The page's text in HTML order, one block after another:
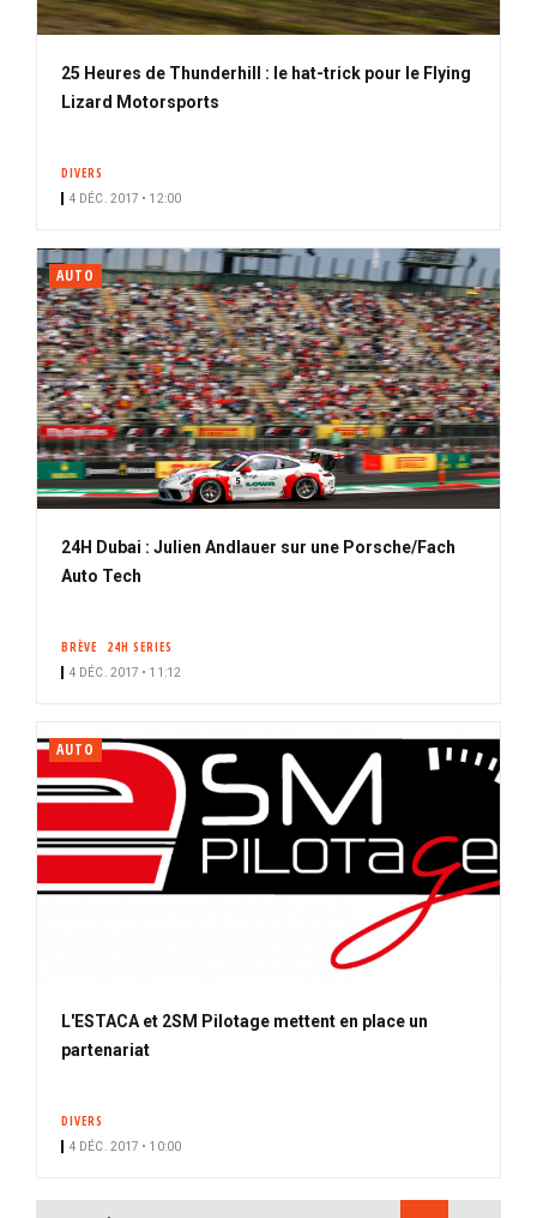
25 Heures de Thunderhill : le hat-trick pour le Flying
Lizard Motorsports
DIVERS
4 DÉC. 2017 • 12:00
AUTO
24H Dubai : Julien Andlauer sur une Porsche/Fach
Auto Tech
BRÈVE 24H SERIES
4 DÉC. 2017 • 11:12
AUTO
L'ESTACA et 2SM Pilotage mettent en place un
partenariat
DIVERS
4 DÉC. 2017 • 10:00